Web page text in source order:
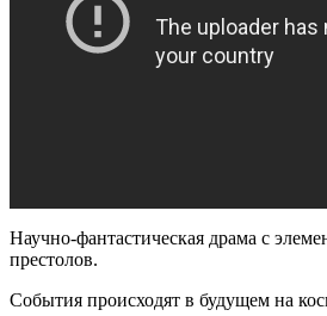
Научно-фантастическая драма с
престолов.
События происходят в будущем на